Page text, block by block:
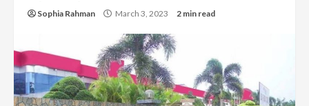
Sophia Rahman March 3, 2023 2 min read